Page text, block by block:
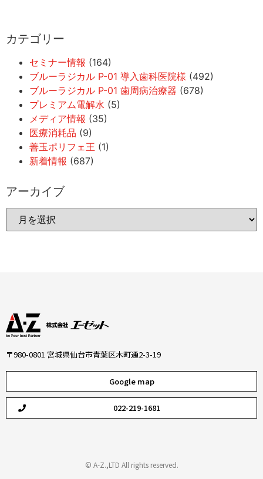
カテゴリー
セミナー情報 (164)
ブルーラジカル P-01 導入歯科医院様 (492)
ブルーラジカル P-01 歯周病治療器 (678)
プレミアム電解水 (5)
メディア情報 (35)
医療消耗品 (9)
善玉ポリフェ王 (1)
新着情報 (687)
アーカイブ
〒980-0801 宮城県仙台市青葉区木町通2-3-19
Google map
022-219-1681
© A-Z.,LTD All rights reserved.